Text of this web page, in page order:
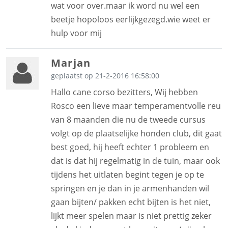
wat voor over.maar ik word nu wel een
beetje hopoloos eerlijkgezegd.wie weet er
hulp voor mij
Marjan
geplaatst op 21-2-2016 16:58:00
Hallo cane corso bezitters, Wij hebben
Rosco een lieve maar temperamentvolle reu
van 8 maanden die nu de tweede cursus
volgt op de plaatselijke honden club, dit gaat
best goed, hij heeft echter 1 probleem en
dat is dat hij regelmatig in de tuin, maar ook
tijdens het uitlaten begint tegen je op te
springen en je dan in je armenhanden wil
gaan bijten/ pakken echt bijten is het niet,
lijkt meer spelen maar is niet prettig zeker